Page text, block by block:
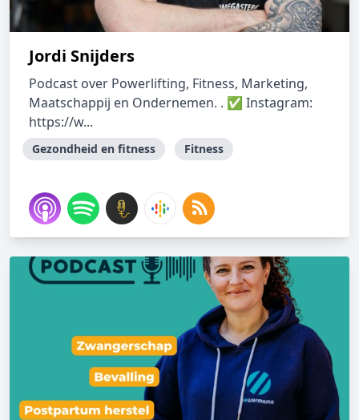
Jordi Snijders
Podcast over Powerlifting, Fitness, Marketing,
Maatschappij en Ondernemen. . ✅ Instagram:
https://w...
Gezondheid en fitness Fitness